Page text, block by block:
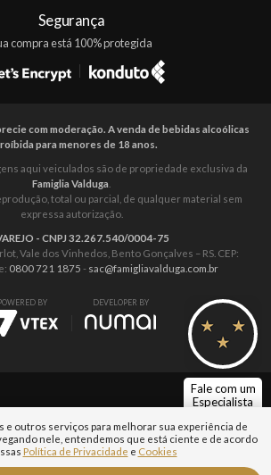
Segurança
compra está 100% protegida
com moderação. A venda de bebidas alcoólicas
para menores de 18 anos.
aqui veiculados são de propriedade exclusiva da
Famiglia Valduga
total ou parcial, de qualquer material sem
expressa autorização.
- CNPJ 32.267.540/0004-75
Vale dos Vinhedos, Bento Gonçalves – RS. CEP:
0800 721 1875 - sac@famigliavalduga.com.br
BY DEVELOPER BY
e outros serviços para melhorar sua experiência de
nele, entendemos que está ciente e de acordo
Política de Privacidade e Cookies
Fale com um
Especialista